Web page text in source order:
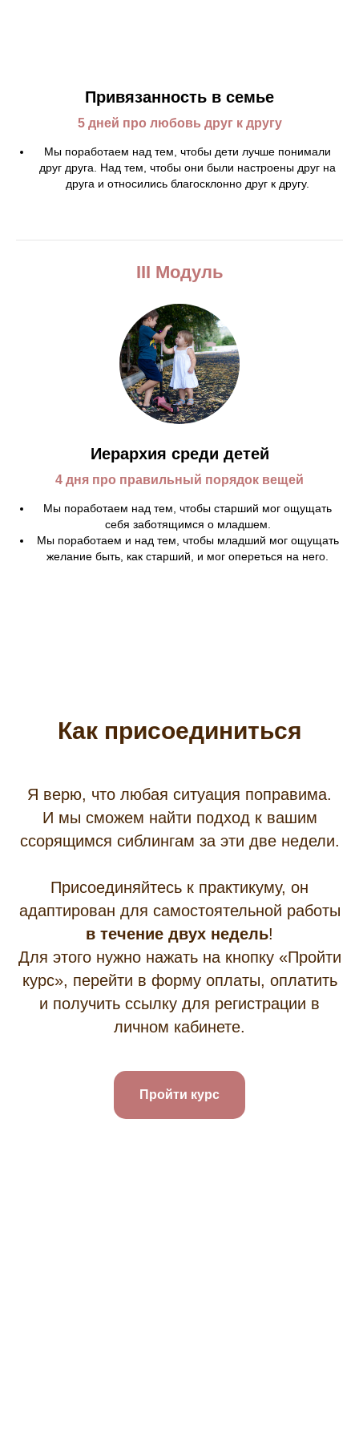
Привязанность в семье
5 дней про любовь друг к другу
Мы поработаем над тем, чтобы дети лучше понимали
друг друга. Над тем, чтобы они были настроены друг на
друга и относились благосклонно друг к другу.
III Модуль
Иерархия среди детей
4 дня про правильный порядок вещей
Мы поработаем над тем, чтобы старший мог ощущать
себя заботящимся о младшем.
Мы поработаем и над тем, чтобы младший мог ощущать
желание быть, как старший, и мог опереться на него.
Как присоединиться
Я верю, что любая ситуация поправима.
И мы сможем найти подход к вашим
ссорящимся сиблингам за эти две недели.
Присоединяйтесь к практикуму, он
адаптирован для самостоятельной работы
в течение двух недель!
Для этого нужно нажать на кнопку «Пройти
курс», перейти в форму оплаты, оплатить
и получить ссылку для регистрации в
личном кабинете.
Пройти курс